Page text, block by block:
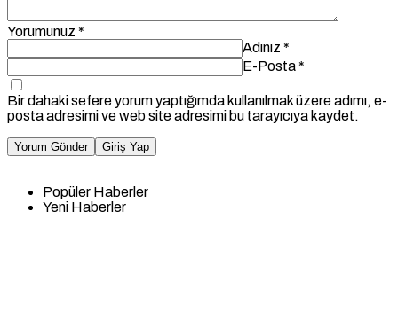
Yorumunuz *
Adınız *
E-Posta*
Bir dahaki sefere yorum yaptığımda kullanılmak üzere adımı, e-
posta adresimi ve web site adresimi bu tarayıcıya kaydet.
Yorum Gönder Giriş Yap
Popüler Haberler
Yeni Haberler